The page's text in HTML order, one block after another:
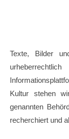
Texte, Bilder
Kultur stehen
genannten
recherchiert und